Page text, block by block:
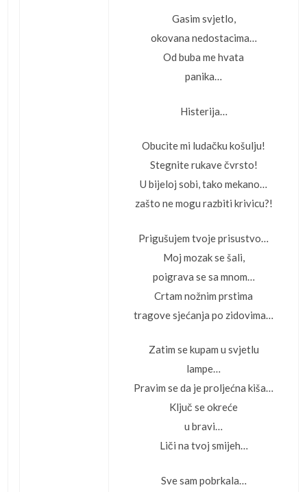
Gasim svjetlo,
okovana nedostacima…
Od buba me hvata
panika…
Histerija…
Obucite mi ludačku košulju!
Stegnite rukave čvrsto!
U bijeloj sobi, tako mekano…
zašto ne mogu razbiti krivicu?!
Prigušujem tvoje prisustvo…
Moj mozak se šali,
poigrava se sa mnom…
Crtam nožnim prstima
tragove sjećanja po zidovima…
Zatim se kupam u svjetlu
lampe…
Pravim se da je proljećna kiša…
Ključ se okreće
u bravi…
Liči na tvoj smijeh…
Sve sam pobrkala…